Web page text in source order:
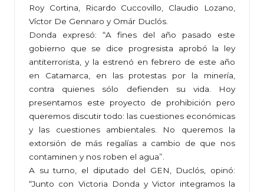
Roy Cortina, Ricardo Cuccovillo, Claudio Lozano,
Víctor De Gennaro y Omár Duclós.
Donda expresó: “A fines del año pasado este
gobierno que se dice progresista aprobó la ley
antiterrorista, y la estrenó en febrero de este año
en Catamarca, en las protestas por la minería,
contra quienes sólo defienden su vida. Hoy
presentamos este proyecto de prohibición pero
queremos discutir todo: las cuestiones económicas
y las cuestiones ambientales. No queremos la
extorsión de más regalías a cambio de que nos
contaminen y nos roben el agua”.
A su turno, el diputado del GEN, Duclós, opinó:
“Junto con Victoria Donda y Victor integramos la